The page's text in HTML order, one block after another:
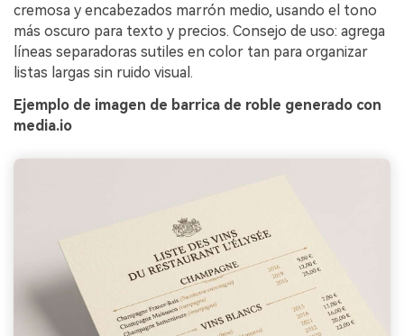
cremosa y encabezados marrón medio, usando el tono
más oscuro para texto y precios. Consejo de uso: agrega
líneas separadoras sutiles en color tan para organizar
listas largas sin ruido visual.
Ejemplo de imagen de barrica de roble generado con
media.io